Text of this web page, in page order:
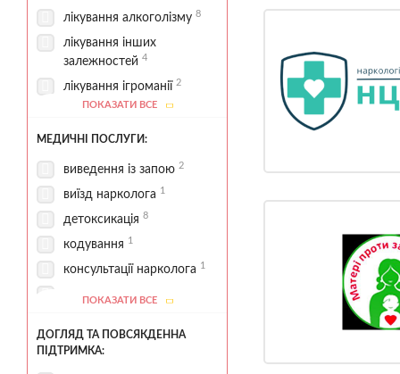
лікування алкоголізму 8
лікування інших
залежностей 4
лікування ігроманії 2
лікування
ПОКАЗАТИ ВСЕ
МЕДИЧНІ ПОСЛУГИ:
виведення із запою 2
виїзд нарколога 1
детоксикація 8
кодування 1
консультації нарколога 1
контроль
купірування
абстинентного синдрому
ПОКАЗАТИ ВСЕ
ДОГЛЯД ТА ПОВСЯКДЕННА
ПІДТРИМКА: